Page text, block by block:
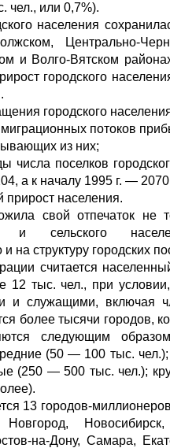
чел., или 0,7%).
населения
Центрально-
и Волго-Вятском
городского
городского
потоков
из них;
числа поселков
а к началу 1995 г. —
прирост населения.
свой отпечаток не
и сельского
на структуру городских
считается
12 тыс. чел., при
и служащими, включая
более тысячи городов,
следующим
(50 — 100 тыс.
(250 — 500 тыс. чел.);
13 городов-
на-Дону, Самара,